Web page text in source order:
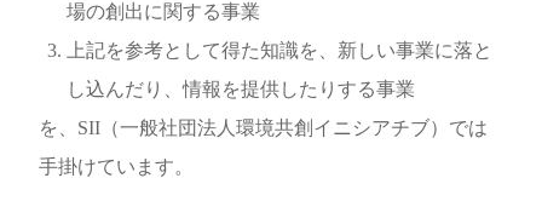
場の創出に関する事業
上記を参考として得た知識を、新しい事業に落と
し込んだり、情報を提供したりする事業
を、SII（一般社団法人環境共創イニシアチブ）では
手掛けています。